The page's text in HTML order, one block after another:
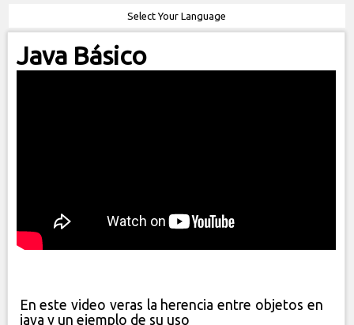
Java Básico
En este video veras la herencia entre objetos en
java y un ejemplo de su uso
Select Your Language